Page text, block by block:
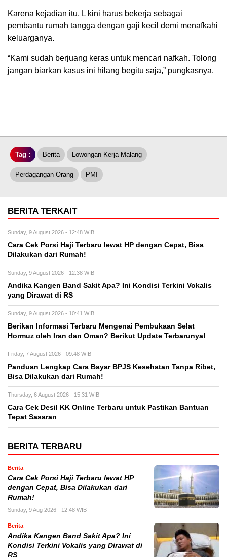
Karena kejadian itu, L kini harus bekerja sebagai
pembantu rumah tangga dengan gaji kecil demi menafkahi
keluarganya.
“Kami sudah berjuang keras untuk mencari nafkah. Tolong
jangan biarkan kasus ini hilang begitu saja,” pungkasnya.
Tag : Berita Lowongan Kerja Malang
Perdagangan Orang PMI
BERITA TERKAIT
Sunday, 9 August 2026 - 12:48 WIB
Cara Cek Porsi Haji Terbaru lewat HP dengan Cepat, Bisa
Dilakukan dari Rumah!
Sunday, 9 August 2026 - 12:38 WIB
Andika Kangen Band Sakit Apa? Ini Kondisi Terkini Vokalis
yang Dirawat di RS
Sunday, 9 August 2026 - 10:41 WIB
Berikan Informasi Terbaru Mengenai Pembukaan Selat
Hormuz oleh Iran dan Oman? Berikut Update Terbarunya!
Friday, 7 August 2026 - 09:48 WIB
Panduan Lengkap Cara Bayar BPJS Kesehatan Tanpa Ribet,
Bisa Dilakukan dari Rumah!
Thursday, 6 August 2026 - 15:31 WIB
Cara Cek Desil KK Online Terbaru untuk Pastikan Bantuan
Tepat Sasaran
BERITA TERBARU
Berita
Cara Cek Porsi Haji Terbaru lewat HP
dengan Cepat, Bisa Dilakukan dari
Rumah!
Sunday, 9 Aug 2026 - 12:48 WIB
Berita
Andika Kangen Band Sakit Apa? Ini
Kondisi Terkini Vokalis yang Dirawat di
RS